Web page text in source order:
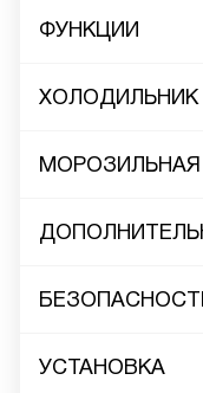
ФУНКЦИИ
ХОЛОДИЛЬНИК
УСТАНОВКА